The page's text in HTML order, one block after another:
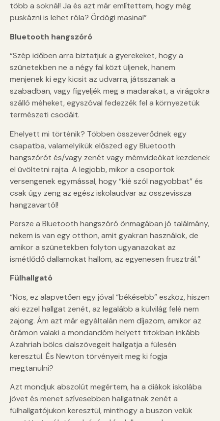
több a soknál! Ja és azt már említettem, hogy még
puskázni is lehet róla? Ördögi masina!”
Bluetooth hangszóró
“Szép időben arra biztatjuk a gyerekeket, hogy a
szünetekben ne a négy fal közt üljenek, hanem
menjenek ki egy kicsit az udvarra, játsszanak a
szabadban, vagy figyeljék meg a madarakat, a virágokra
szálló méheket, egyszóval fedezzék fel a környezetük
természeti csodáit.
Ehelyett mi történik? Többen összeverődnek egy
csapatba, valamelyikük előszed egy Bluetooth
hangszórót és/vagy zenét vagy mémvideókat kezdenek
el üvöltetni rajta. A legjobb, mikor a csoportok
versengenek egymással, hogy “kié szól nagyobbat” és
csak úgy zeng az egész iskolaudvar az összevissza
hangzavartól!
Persze a Bluetooth hangszóró önmagában jó találmány,
nekem is van egy otthon, amit gyakran használok, de
amikor a szünetekben folyton ugyanazokat az
ismétlődő dallamokat hallom, az egyenesen frusztrál.”
Fülhallgató
“Nos, ez alapvetően egy jóval “békésebb” eszköz, hiszen
aki ezzel hallgat zenét, az legalább a külvilág felé nem
zajong. Ám azt már egyáltalán nem díjazom, amikor az
órámon valaki a mondandóm helyett titokban inkább
Azahriah bölcs dalszövegeit hallgatja a fülesén
keresztül. És Newton törvényeit meg ki fogja
megtanulni?
Azt mondjuk abszolút megértem, ha a diákok iskolába
jövet és menet szívesebben hallgatnak zenét a
fülhallgatójukon keresztül, minthogy a buszon velük